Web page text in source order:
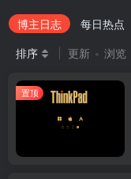
软件博主日志 每日热点
排序
更新 浏览
置顶